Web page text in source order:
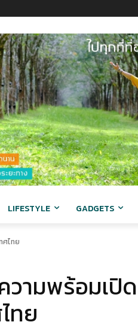
LIFESTYLE GADGETS
ศไทย
วามพร้อมเปิด
ทย